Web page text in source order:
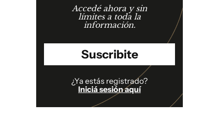
Accedé ahora y sin
límites a toda la
información.
Suscribite
¿Ya estás registrado?
Iniciá sesión aquí